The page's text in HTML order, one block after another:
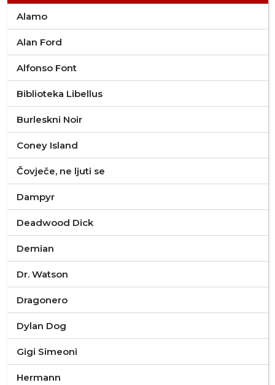
Alamo
Alan Ford
Alfonso Font
Biblioteka Libellus
Burleskni Noir
Coney Island
Čovječe, ne ljuti se
Dampyr
Deadwood Dick
Demian
Dr. Watson
Dragonero
Dylan Dog
Gigi Simeoni
Hermann